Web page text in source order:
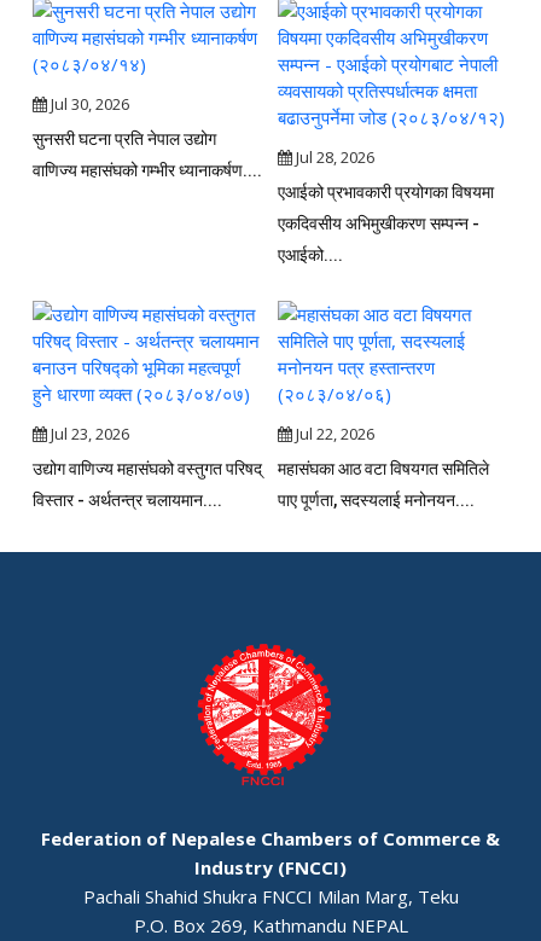
Jul 30, 2026
सुनसरी घटना प्रति नेपाल उद्योग
वाणिज्य महासंघको गम्भीर ध्यानाकर्षण....
Jul 28, 2026
एआईको प्रभावकारी प्रयोगका विषयमा
एकदिवसीय अभिमुखीकरण सम्पन्न -
एआईको....
Jul 23, 2026
उद्योग वाणिज्य महासंघको वस्तुगत परिषद्
विस्तार - अर्थतन्त्र चलायमान....
Jul 22, 2026
महासंघका आठ वटा विषयगत समितिले
पाए पूर्णता, सदस्यलाई मनोनयन....
Federation of Nepalese Chambers of Commerce &
Industry (FNCCI)
Pachali Shahid Shukra FNCCI Milan Marg, Teku
P.O. Box 269, Kathmandu NEPAL